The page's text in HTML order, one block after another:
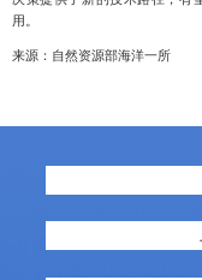
用。
来源：自然资源部海洋一所